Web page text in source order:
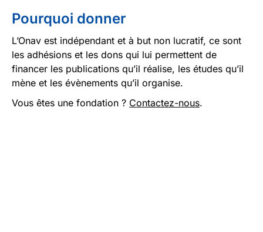
Pourquoi donner
L’Onav est indépendant et à but non lucratif, ce sont
les adhésions et les dons qui lui permettent de
financer les publications qu’il réalise, les études qu’il
mène et les évènements qu’il organise.
Vous êtes une fondation ? Contactez-nous.